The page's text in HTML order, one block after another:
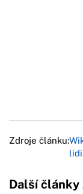
Zdroje článku:
lidi
Další